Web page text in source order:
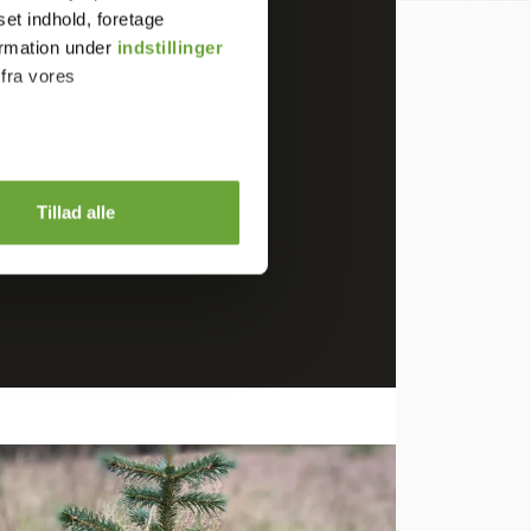
indhold, foretage
under indstillinger
vores
Tillad alle
uddannelse og